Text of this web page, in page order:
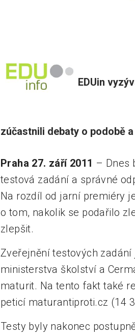
EDUin
zúčastnili debaty o podobě
Praha 27. září 2011 – Dnes
testová zadání a správné
Na rozdíl od jarní premiéry
o tom, nakolik se podařilo
zlepšit.
Zveřejnění testových
ministerstva školství a
maturit. Na tento fakt také
peticí maturantiproti.cz (14
Testy byly nakonec